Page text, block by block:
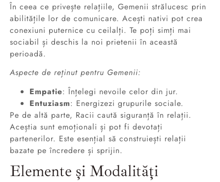
În ceea ce privește relațiile, Gemenii strălucesc prin
abilitățile lor de comunicare. Acești nativi pot crea
conexiuni puternice cu ceilalți. Te poți simți mai
sociabil și deschis la noi prietenii în această
perioadă.
Aspecte de reținut pentru Gemenii:
Empatie: Înțelegi nevoile celor din jur.
Entuziasm: Energizezi grupurile sociale.
Pe de altă parte, Racii caută siguranță în relații.
Aceștia sunt emoționali și pot fi devotați
partenerilor. Este esențial să construiești relații
bazate pe încredere și sprijin.
Elemente și Modalități